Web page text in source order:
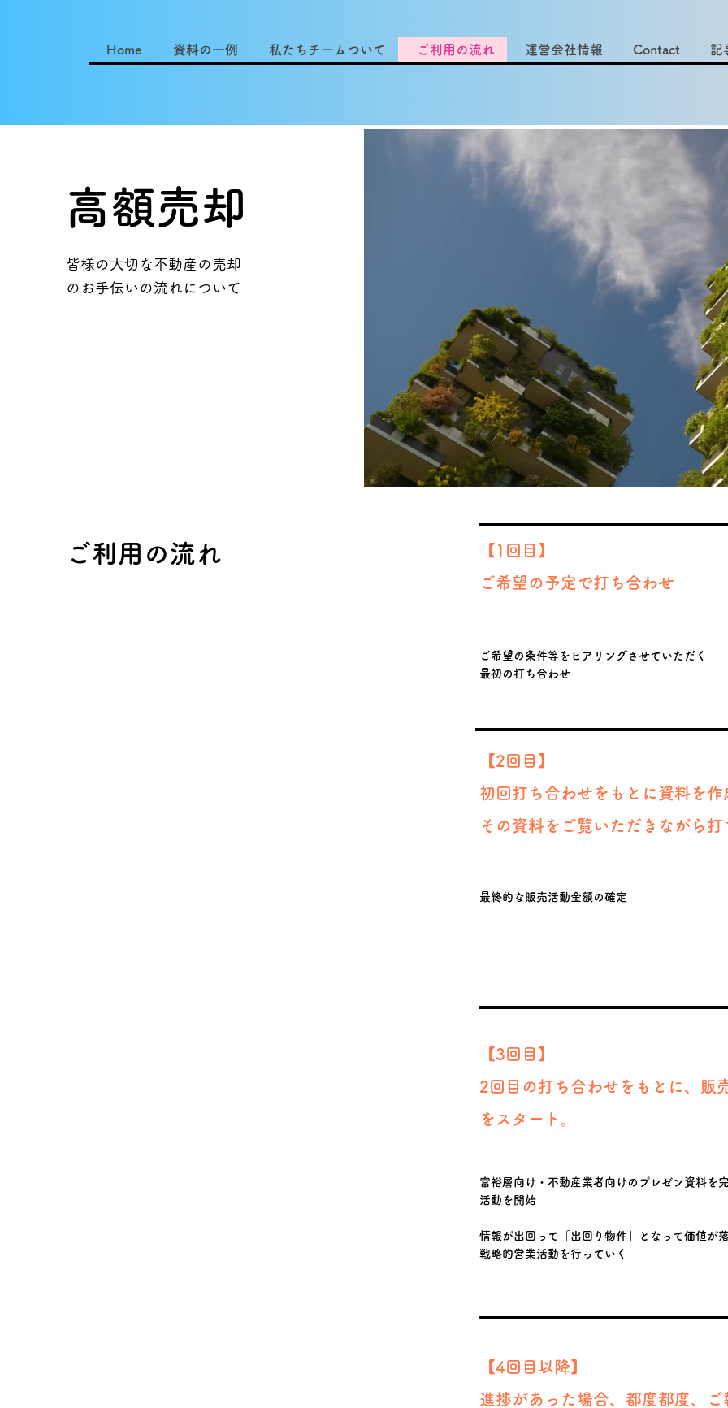
Home 資料の一例 私たちチームついて ご利用の流れ 運営会社情報 Contact 記
高額売却
皆様の大切な不動産の売却
​のお手伝いの流れについて
​ご利用の流れ
【1回目】
ご希望の予定で打ち合わせ
ご希望の条件等をヒアリングさせていただく
​最初の打ち合わせ
【2回目】
初回打ち合わせをもとに資料を作
その資料をご覧いただきながら打
最終的な販売活動金額の確定
【3回目】
2回目の打ち合わせをもとに、販
​をスタート。
富裕層向け・不動産業者向けのプレゼン資料を
活動を開始
情報が出回って「出回り物件」となって価値が
​戦略的営業活動を行っていく
【4回目以降】
進捗があった場合、都度都度、ご